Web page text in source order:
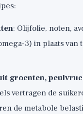
: Olijfolie, noten,
3) in plaats van
groenten,
vertragen de
de metabole